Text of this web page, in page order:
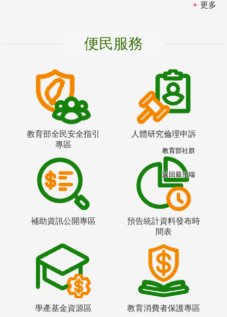
更多
便民服務
教育部全民安全指引
專區
人體研究倫理申訴
補助資訊公開專區
預告統計資料發布時
間表
學產基金資源區 教育消費者保護專區
教育部社群
返回最頂端